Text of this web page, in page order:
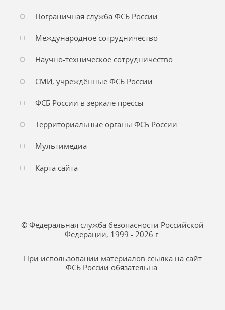
Пограничная служба ФСБ России
Международное сотрудничество
Научно-техническое сотрудничество
СМИ, учреждённые ФСБ России
ФСБ России в зеркале прессы
Территориальные органы ФСБ России
Мультимедиа
Карта сайта
© Федеральная служба безопасности Российской
Федерации, 1999 - 2026 г.
При использовании материалов ссылка на сайт
ФСБ России обязательна.